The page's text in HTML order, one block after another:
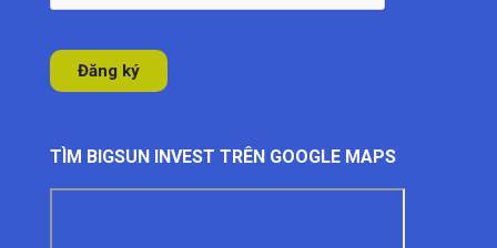
TÌM BIGSUN INVEST TRÊN GOOGLE MAPS